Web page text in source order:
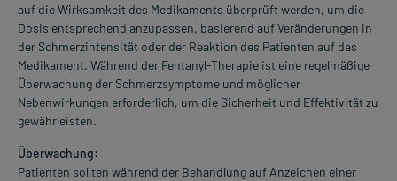
auf die Wirksamkeit des Medikaments überprüft werden, um die
Dosis entsprechend anzupassen, basierend auf Veränderungen in
der Schmerzintensität oder der Reaktion des Patienten auf das
Medikament. Während der Fentanyl-Therapie ist eine regelmäßige
Überwachung der Schmerzsymptome und möglicher
Nebenwirkungen erforderlich, um die Sicherheit und Effektivität zu
gewährleisten.
Überwachung:
Patienten sollten während der Behandlung auf Anzeichen einer